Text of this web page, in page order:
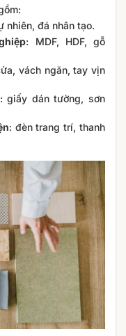
nhiên, đá nhân tạo.
: MDF, HDF, gỗ
vách ngăn, tay vịn
: giấy dán tường, sơn
: đèn trang trí, thanh